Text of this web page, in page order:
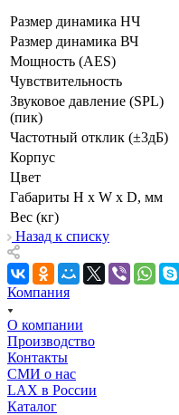
Размер динамика НЧ
Размер динамика ВЧ
Мощность (AES)
Чувствительность
Звуковое давление (SPL)
(пик)
Частотный отклик (±3дБ)
Корпус
Цвет
Габариты H x W x D, мм
Вес (кг)
Назад к списку
Компания
О компании
Производство
Контакты
СМИ о нас
LAX в России
Каталог